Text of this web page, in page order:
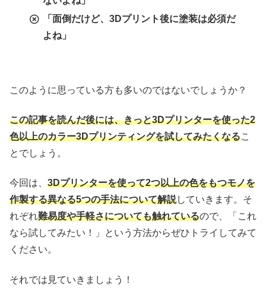
「面倒だけど、3Dプリント後に塗装は必須だ
よね」
このように思っている方も多いのではないでしょうか？
この記事を読んだ後には、きっと3Dプリンターを使った2
色以上のカラー3Dプリンティングを試してみたくなるこ
とでしょう。
今回は、 3Dプリンターを使って2つ以上の色をもつモノを
作製する異なる5つの手法について解説していきます。そ
れぞれ難易度や手軽さについても触れているので、「これ
なら試してみたい！」という方法からぜひトライしてみて
ください。
それでは見ていきましょう！